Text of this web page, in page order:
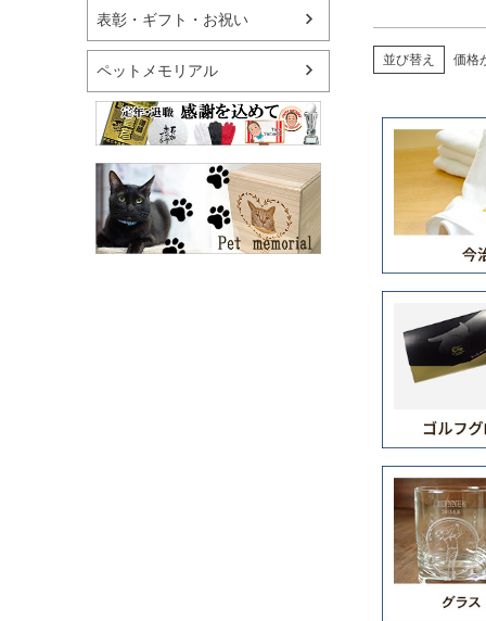
表彰・ギフト・お祝い
ペットメモリアル
並び替え 価格